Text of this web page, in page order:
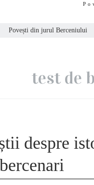
Povești din jurul Berceniului
test de
despre